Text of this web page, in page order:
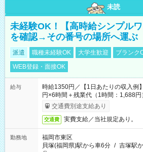
未読
未経験OK！【高時給シンプル
を確認→その番号の場所へ運ぶ
派遣 職種未経験OK 大学生歓迎
ブランク
WEB登録・面接OK
給与
時給1350円／【1日あたりの収入例
円×6時間＋残業代（1時間：1,688
1,350円×6時間
交通費別途支給あり
交通費 実費支給／当社規定あり。
勤務地
福岡市東区
貝塚(福岡県)駅から車6分 / 吉塚駅